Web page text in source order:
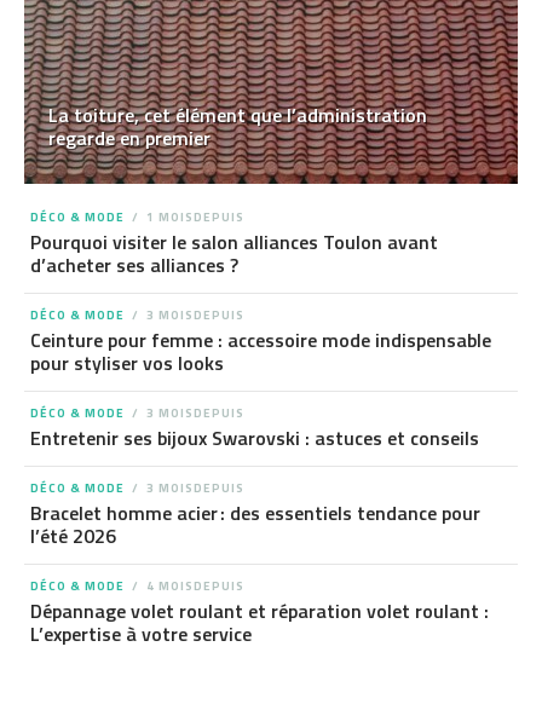
La toiture, cet élément que l’administration
regarde en premier
DÉCO & MODE 1 MOISDEPUIS
Pourquoi visiter le salon alliances Toulon avant
d’acheter ses alliances ?
DÉCO & MODE 3 MOISDEPUIS
Ceinture pour femme : accessoire mode indispensable
pour styliser vos looks
DÉCO & MODE 3 MOISDEPUIS
Entretenir ses bijoux Swarovski : astuces et conseils
DÉCO & MODE 3 MOISDEPUIS
Bracelet homme acier : des essentiels tendance pour
l’été 2026
DÉCO & MODE 4 MOISDEPUIS
Dépannage volet roulant et réparation volet roulant :
L’expertise à votre service